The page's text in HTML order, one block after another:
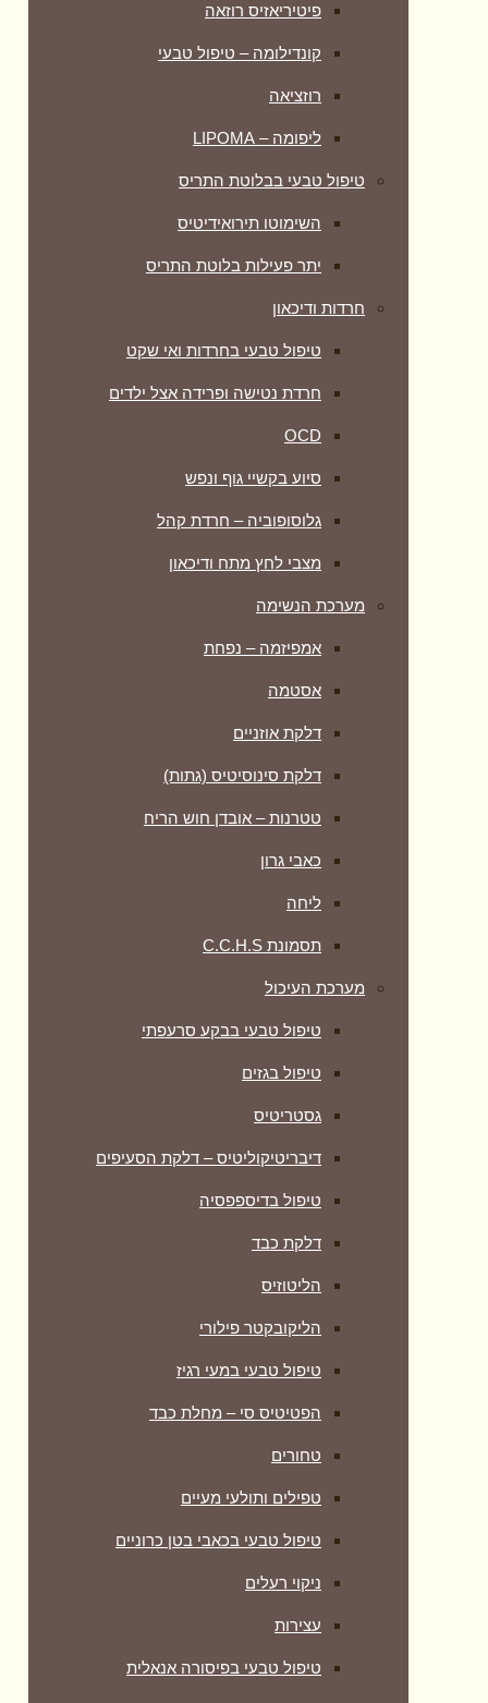
פיטיריאזיס רוזאה
קונדילומה – טיפול טבעי
רוזציאה
ליפומה – LIPOMA
טיפול טבעי בבלוטת התריס
השימוטו תירואידיטיס
יתר פעילות בלוטת התריס
חרדות ודיכאון
טיפול טבעי בחרדות ואי שקט
חרדת נטישה ופרידה אצל ילדים
OCD
סיוע בקשיי גוף ונפש
גלוסופוביה – חרדת קהל
מצבי לחץ מתח ודיכאון
מערכת הנשימה
אמפיזמה – נפחת
אסטמה
דלקת אוזניים
דלקת סינוסיטיס (גתות)
טטרנות – אובדן חוש הריח
כאבי גרון
ליחה
תסמונת C.C.H.S
מערכת העיכול
טיפול טבעי בבקע סרעפתי
טיפול בגזים
גסטריטיס
דיבריטיקוליטיס – דלקת הסעיפים
טיפול בדיספפסיה
דלקת כבד
הליטוזיס
הליקובקטר פילורי
טיפול טבעי במעי רגיז
הפטיטיס סי – מחלת כבד
טחורים
טפילים ותולעי מעיים
טיפול טבעי בכאבי בטן כרוניים
ניקוי רעלים
עצירות
טיפול טבעי בפיסורה אנאלית